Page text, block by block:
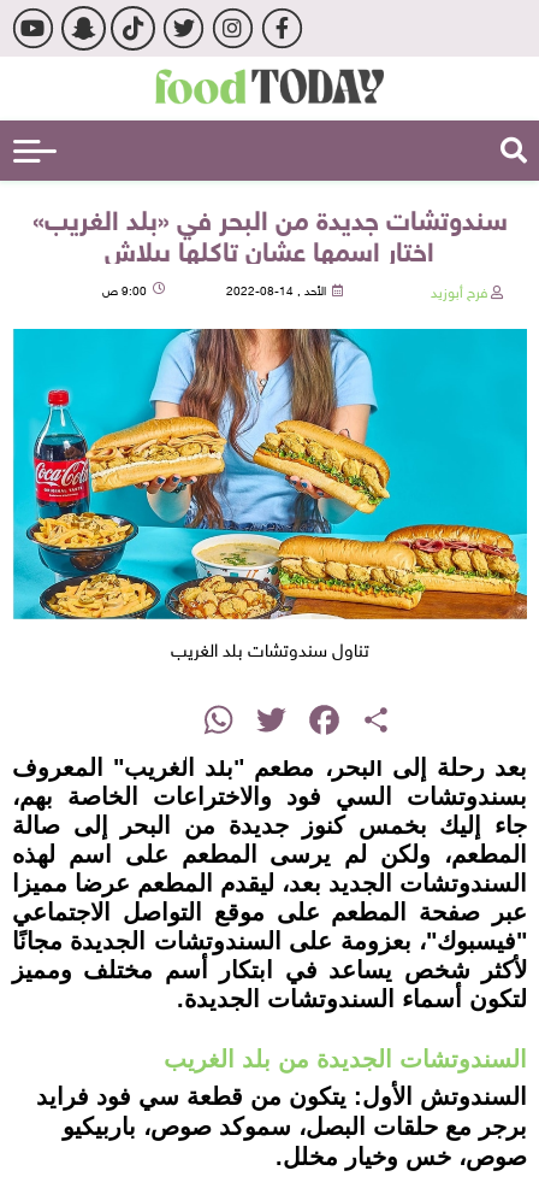
سندوتشات جديدة من البحر في «بلد الغريب»
اختار اسمها عشان تاكلها ببلاش
فرح أبوزيد الأحد , 14-08-2022 9:00 ص
تناول سندوتشات بلد الغريب
Share
Facebook
Twitter
WhatsApp
بعد رحلة إلى البحر، مطعم "بلد الغريب" المعروف
بسندوتشات السي فود والاختراعات الخاصة بهم،
جاء إليك بخمس كنوز جديدة من البحر إلى صالة
المطعم، ولكن لم يرسى المطعم على اسم لهذه
السندوتشات الجديد بعد، ليقدم المطعم عرضا مميزا
عبر صفحة المطعم على موقع التواصل الاجتماعي
"فيسبوك"، بعزومة على السندوتشات الجديدة مجانًا
لأكثر شخص يساعد في ابتكار أسم مختلف ومميز
لتكون أسماء السندوتشات الجديدة.
السندوتشات الجديدة من بلد الغريب
السندوتش الأول: يتكون من قطعة سي فود فرايد
برجر مع حلقات البصل، سموكد صوص، باربيكيو
صوص، خس وخيار مخلل.